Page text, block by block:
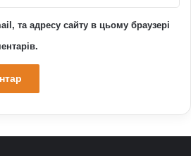
та адресу сайту в цьому браузері